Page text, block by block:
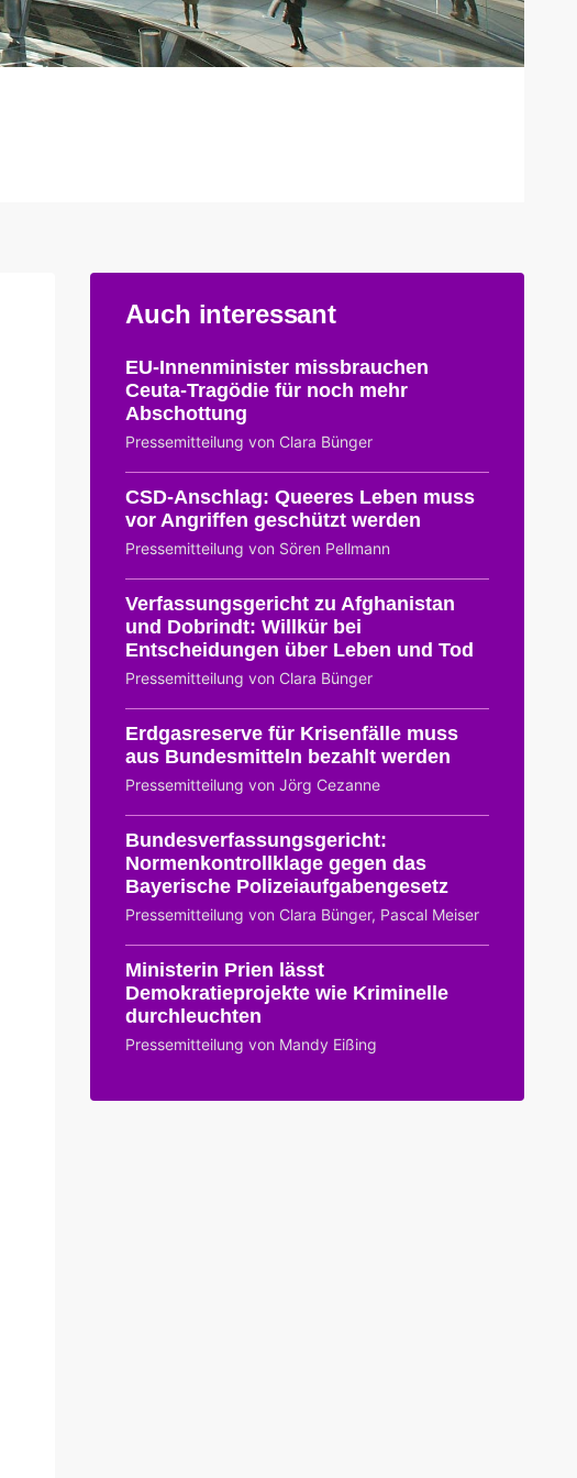
Auch interessant
EU-Innenminister missbrauchen
Ceuta-Tragödie für noch mehr
Abschottung
Pressemitteilung von Clara Bünger
CSD-Anschlag: Queeres Leben muss
vor Angriffen geschützt werden
Pressemitteilung von Sören Pellmann
Verfassungsgericht zu Afghanistan
und Dobrindt: Willkür bei
Entscheidungen über Leben und Tod
Pressemitteilung von Clara Bünger
Erdgasreserve für Krisenfälle muss
aus Bundesmitteln bezahlt werden
Pressemitteilung von Jörg Cezanne
Bundesverfassungsgericht:
Normenkontrollklage gegen das
Bayerische Polizeiaufgabengesetz
Pressemitteilung von Clara Bünger, Pascal Meiser
Ministerin Prien lässt
Demokratieprojekte wie Kriminelle
durchleuchten
Pressemitteilung von Mandy Eißing